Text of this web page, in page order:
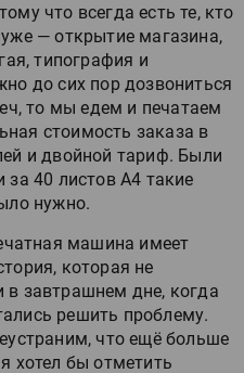
что всегда есть те, кто
— открытие магазина,
типография и
до сих пор дозвониться
то мы едем и печатаем
стоимость заказа в
и двойной тариф. Были
40 листов А4 такие
нужно.
машина имеет
которая не
в завтрашнем дне, когда
решить проблему.
что ещё больше
хотел бы отметить